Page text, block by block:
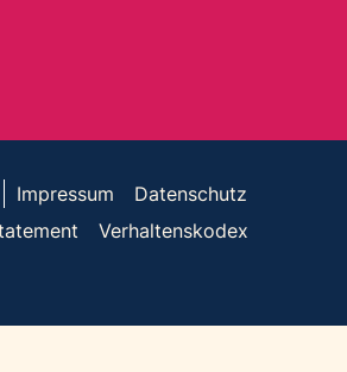
Impressum
Datenschutz
Verhaltenskodex